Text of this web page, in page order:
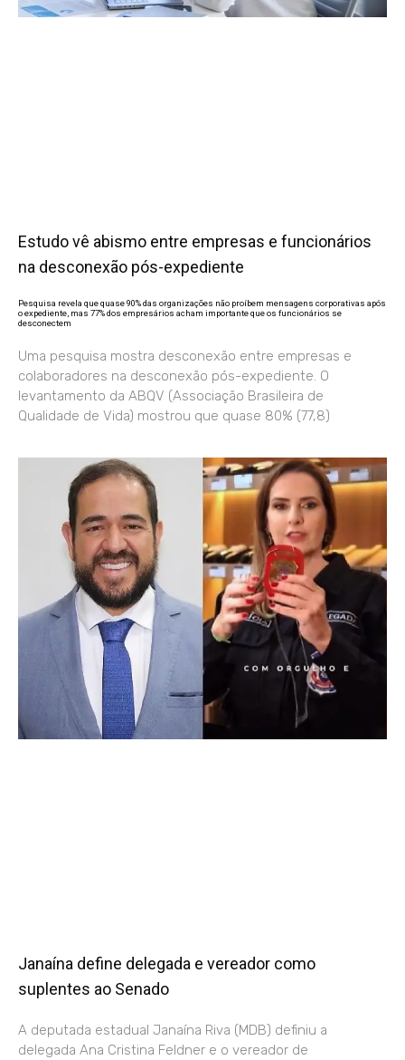
Estudo vê abismo entre empresas e funcionários
na desconexão pós-expediente
Pesquisa revela que quase 90% das organizações não proíbem mensagens corporativas após
o expediente, mas 77% dos empresários acham importante que os funcionários se
desconectem
Uma pesquisa mostra desconexão entre empresas e
colaboradores na desconexão pós-expediente. O
levantamento da ABQV (Associação Brasileira de
Qualidade de Vida) mostrou que quase 80% (77,8)
Janaína define delegada e vereador como
suplentes ao Senado
A deputada estadual Janaína Riva (MDB) definiu a
delegada Ana Cristina Feldner e o vereador de